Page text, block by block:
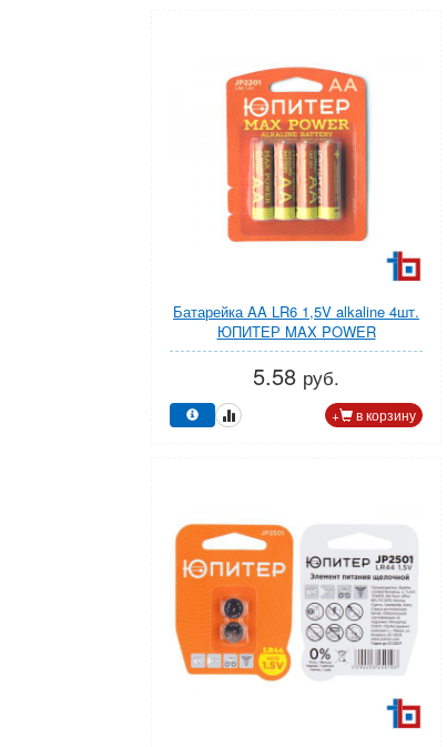
Батарейка AA LR6 1,5V alkaline 4шт.
ЮПИТЕР MAX POWER
5.58 руб.
+ в корзину